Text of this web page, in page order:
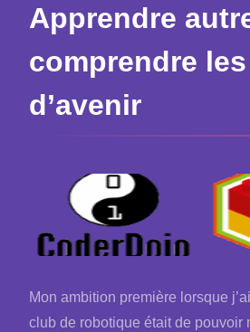
Apprendre
comprendre
d’avenir
Mon ambition première lorsque
club de robotique était de pouvoir